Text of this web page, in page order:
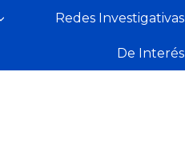
Redes Investigativas
De Interés